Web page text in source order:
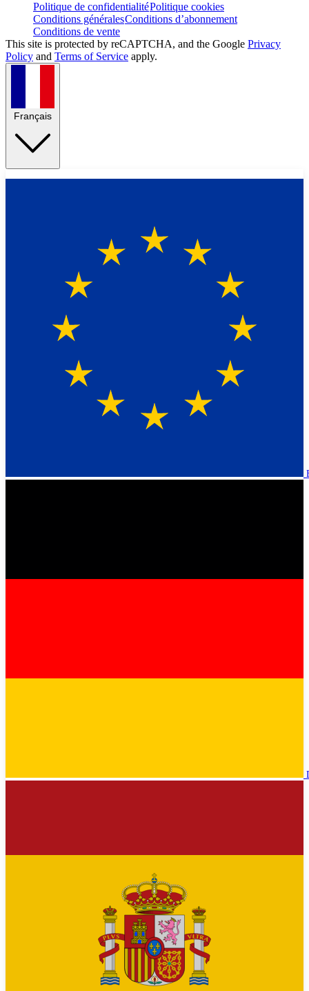
Politique de confidentialitéPolitique cookies
Conditions généralesConditions d’abonnement
Conditions de vente
This site is protected by reCAPTCHA, and the Google Privacy
Policy and Terms of Service apply.
Français